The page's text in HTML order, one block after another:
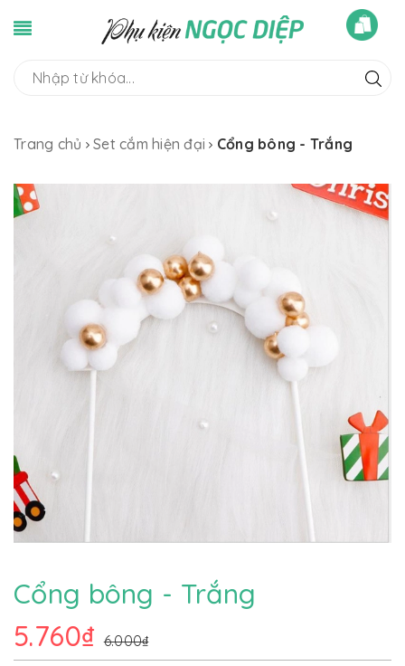
Trang chủ Set cắm hiện đại Cổng bông - Trắng
Cổng bông - Trắng
5.760₫ 6.000₫